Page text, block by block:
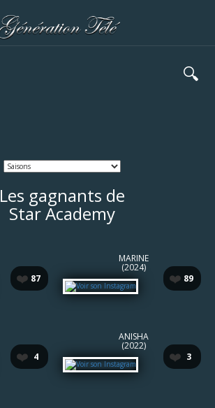
🔍
Les gagnants de
Star Academy
❤️ 87
MARINE
(2024)
❤️ 89
❤️ 4
ANISHA
(2022)
❤️ 3